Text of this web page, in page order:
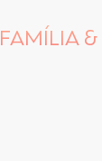
FAMÍLIA &